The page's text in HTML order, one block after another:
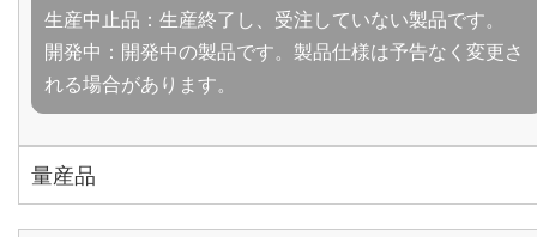
生産中止品：生産終了し、受注していない製品です。
開発中：開発中の製品です。製品仕様は予告なく変更さ
れる場合があります。
量産品